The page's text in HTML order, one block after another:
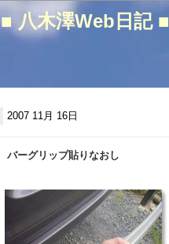
■ 八木澤Web日記 ■
2007 11月 16日
バーグリップ貼りなおし